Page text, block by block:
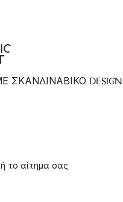
ΣΚΑΝΔΙΝΑΒΙΚΟ DESIGN
το αίτημα σας